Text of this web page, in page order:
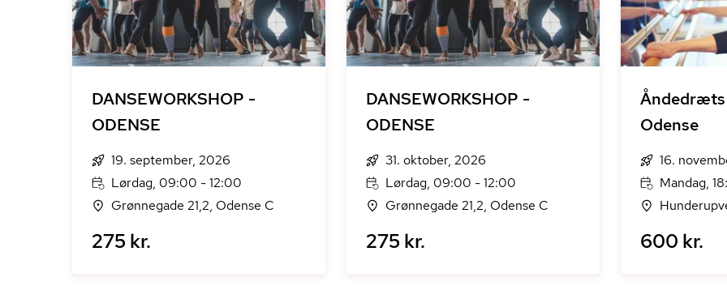
DANSEWORKSHOP -
ODENSE
19. september, 2026
Lørdag, 09:00 - 12:00
Grønnegade 21,2, Odense C
275 kr.
DANSEWORKSHOP -
ODENSE
31. oktober, 2026
Lørdag, 09:00 - 12:00
Grønnegade 21,2, Odense C
275 kr.
Odense
16.
Mandag,
600 kr.